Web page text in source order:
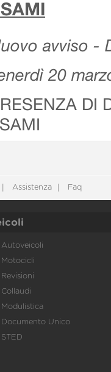
avviso -
20
DI
Assistenza Faq
Autoveicoli
Motocicli
Revisioni
Collaudi
Modulistica
Documento Unico
STED